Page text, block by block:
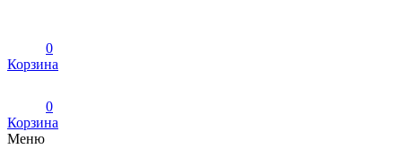
0
Корзина
0
Корзина
Меню